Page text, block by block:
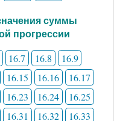
суммы
прогрессии
16.7 16.8
16.9
16.15 16.16
16.17
16.23 16.24
16.25
16.31 16.32
16.33